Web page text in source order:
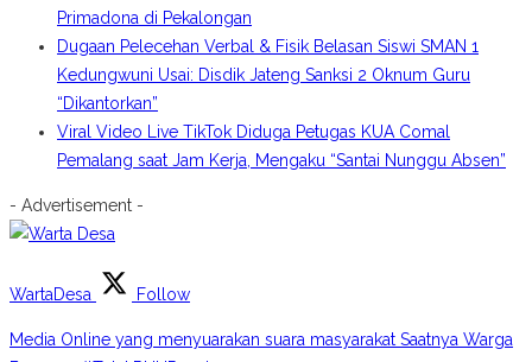
Primadona di Pekalongan
Dugaan Pelecehan Verbal & Fisik Belasan Siswi SMAN 1
Kedungwuni Usai: Disdik Jateng Sanksi 2 Oknum Guru
“Dikantorkan”
Viral Video Live TikTok Diduga Petugas KUA Comal
Pemalang saat Jam Kerja, Mengaku “Santai Nunggu Absen”
- Advertisement -
WartaDesa Follow
Media Online yang menyuarakan suara masyarakat Saatnya Warga